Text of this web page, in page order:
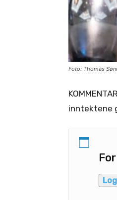
Foto: Thomas
inntektene